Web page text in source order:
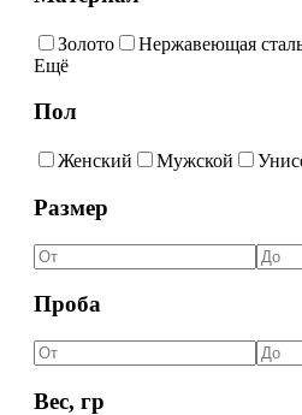
Золото Нержавеющая
Ещё
Пол
Женский Мужской
Размер
Проба
Вес, гр